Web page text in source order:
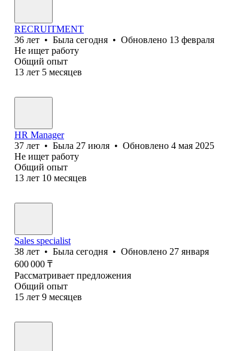
RECRUITMENT
36 лет • Была сегодня • Обновлено 13 февраля
Не ищет работу
Общий опыт
13 лет 5 месяцев
HR Manager
37 лет • Была 27 июля • Обновлено 4 мая 2025
Не ищет работу
Общий опыт
13 лет 10 месяцев
Sales specialist
38 лет • Была сегодня • Обновлено 27 января
600 000 ₸
Рассматривает предложения
Общий опыт
15 лет 9 месяцев